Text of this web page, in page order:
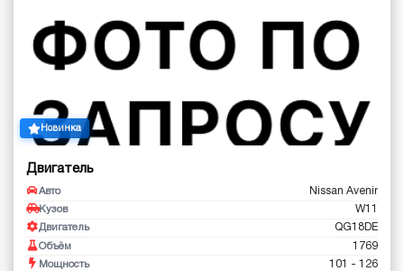
Новинка
Двигатель
Авто Nissan Avenir
Кузов W11
Двигатель QG18DE
Объём 1769
Мощность 101 - 126